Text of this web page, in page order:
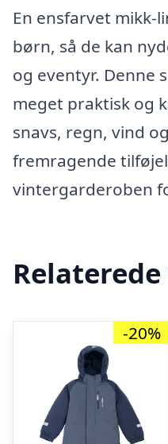
En ensfarvet
børn, så de kan
og eventyr. Denne
meget praktisk og
snavs, regn, vind
fremragende
vintergarderoben
-20%